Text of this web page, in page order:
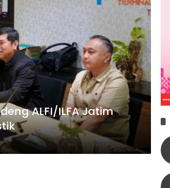
ALFI/ILFA Jatim